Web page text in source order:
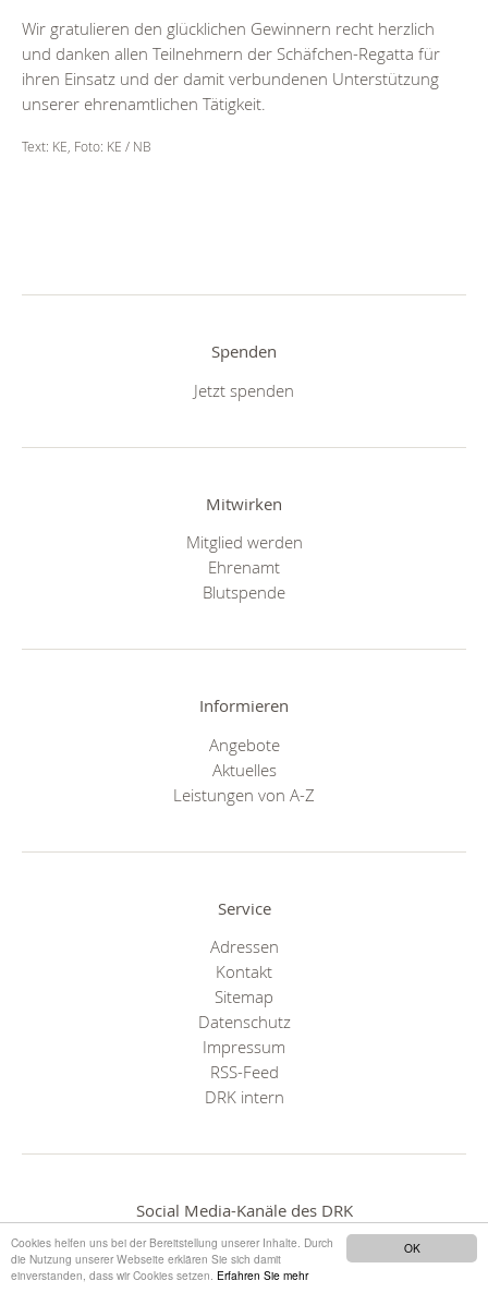
OK
Cookies helfen uns bei der Bereitstellung unserer Inhalte. Durch
die Nutzung unserer Webseite erklären Sie sich damit
einverstanden, dass wir Cookies setzen. Erfahren Sie mehr
Wir gratulieren den glücklichen Gewinnern recht herzlich
und danken allen Teilnehmern der Schäfchen-Regatta für
ihren Einsatz und der damit verbundenen Unterstützung
unserer ehrenamtlichen Tätigkeit.
Text: KE, Foto: KE / NB
Spenden
Jetzt spenden
Mitwirken
Mitglied werden
Ehrenamt
Blutspende
Informieren
Angebote
Aktuelles
Leistungen von A-Z
Service
Adressen
Kontakt
Sitemap
Datenschutz
Impressum
RSS-Feed
DRK intern
Social Media-Kanäle des DRK